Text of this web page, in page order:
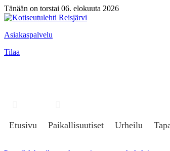
Tänään on torstai 06. elokuuta 2026
Asiakaspalvelu
Tilaa
Etusivu
Paikallisuutiset Urheilu